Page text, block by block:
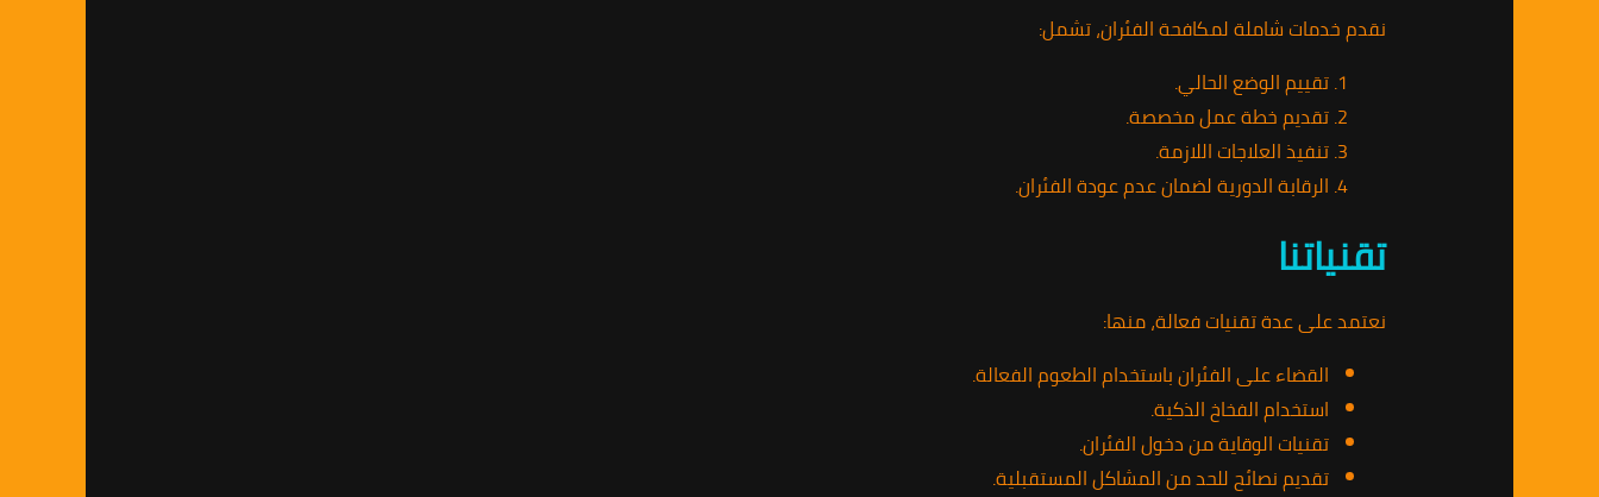
نقدم خدمات شاملة لمكافحة الفئران، تشمل:
تقييم الوضع الحالي.
تقديم خطة عمل مخصصة.
تنفيذ العلاجات اللازمة.
الرقابة الدورية لضمان عدم عودة الفئران.
تقنياتنا
نعتمد على عدة تقنيات فعالة، منها:
القضاء على الفئران باستخدام الطعوم الفعالة.
استخدام الفخاخ الذكية.
تقنيات الوقاية من دخول الفئران.
تقديم نصائح للحد من المشاكل المستقبلية.